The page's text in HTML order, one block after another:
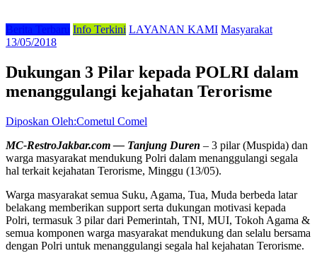
Berita Terbaru Info Terkini LAYANAN KAMI Masyarakat
13/05/2018
Dukungan 3 Pilar kepada POLRI dalam
menanggulangi kejahatan Terorisme
Diposkan Oleh:Cometul Comel
MC-RestroJakbar.com — Tanjung Duren – 3 pilar (Muspida) dan
warga masyarakat mendukung Polri dalam menanggulangi segala
hal terkait kejahatan Terorisme, Minggu (13/05).
Warga masyarakat semua Suku, Agama, Tua, Muda berbeda latar
belakang memberikan support serta dukungan motivasi kepada
Polri, termasuk 3 pilar dari Pemerintah, TNI, MUI, Tokoh Agama &
semua komponen warga masyarakat mendukung dan selalu bersama
dengan Polri untuk menanggulangi segala hal kejahatan Terorisme.